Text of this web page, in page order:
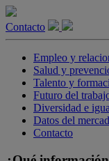
Contacto
Empleo y
Salud y
Talento y
Futuro del
Diversidad e
Datos del
Contacto